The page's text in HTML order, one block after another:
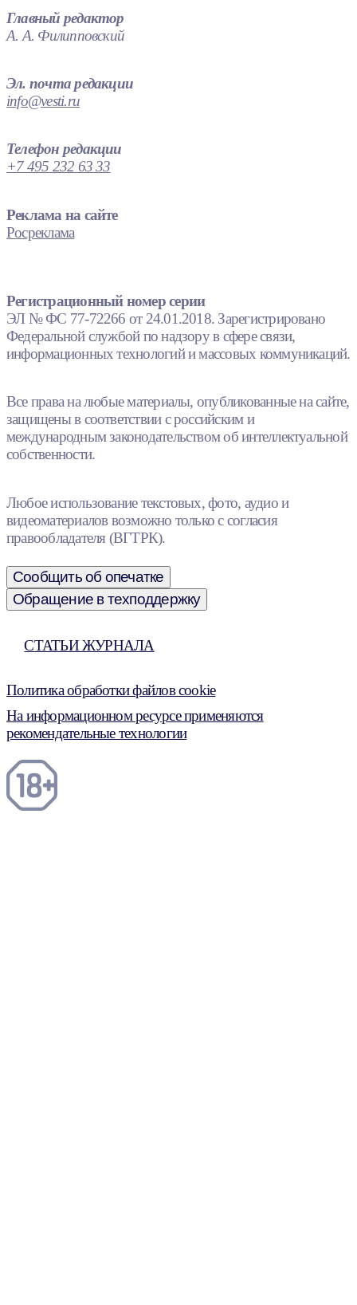
Главный редактор
А. А. Филипповский
Эл. почта редакции
info@vesti.ru
Телефон редакции
+7 495 232 63 33
Реклама на сайте
Росреклама
Регистрационный номер серии
ЭЛ № ФС 77-72266 от 24.01.2018. Зарегистрировано
Федеральной службой по надзору в сфере связи,
информационных технологий и массовых коммуникаций.
Все права на любые материалы, опубликованные на сайте,
защищены в соответствии с российским и
международным законодательством об интеллектуальной
собственности.
Любое использование текстовых, фото, аудио и
видеоматериалов возможно только с согласия
правообладателя (ВГТРК).
Сообщить об опечатке
Обращение в техподдержку
СТАТЬИ ЖУРНАЛА
Политика обработки файлов cookie
На информационном ресурсе применяются
рекомендательные технологии